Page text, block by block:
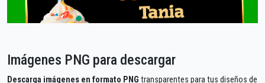
Imágenes PNG para descargar
Descarga imágenes en formato PNG transparentes para tus diseños de